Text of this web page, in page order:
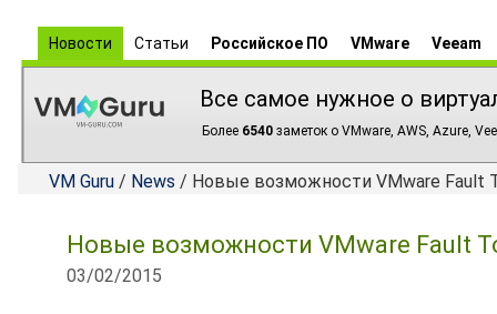
Новости Статьи Российское ПО VMware Veeam
Все самое нужное о
Более 6540 заметок о VMware, AWS, Azure,
VM Guru / News / Новые возможности VMware Fault
Новые возможности VMware Fault
03/02/2015